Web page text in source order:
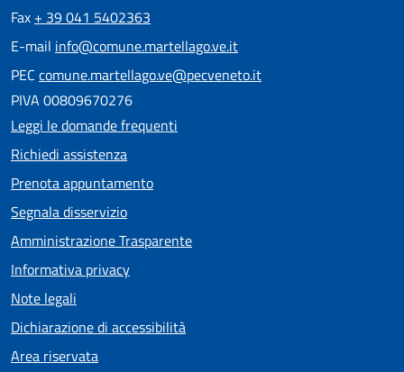
Fax + 39 041 5402363
E-mail info@comune.martellago.ve.it
PEC comune.martellago.ve@pecveneto.it
PIVA 00809670276
Leggi le domande frequenti
Richiedi assistenza
Prenota appuntamento
Segnala disservizio
Amministrazione Trasparente
Informativa privacy
Note legali
Dichiarazione di accessibilità
Area riservata